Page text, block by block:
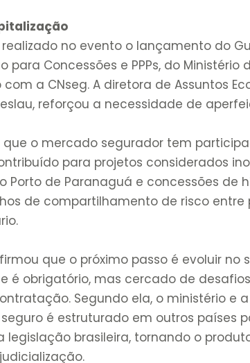
no evento o lançamento do
para Concessões e PPPs, do Ministério
a CNseg. A diretora de Assuntos
reforçou a necessidade de
que o mercado segurador tem
para projetos considerados
Porto de Paranaguá e concessões de
de compartilhamento de risco entre
que o próximo passo é evoluir no
é obrigatório, mas cercado de
Segundo ela, o ministério e
é estruturado em outros países
legislação brasileira, tornando o